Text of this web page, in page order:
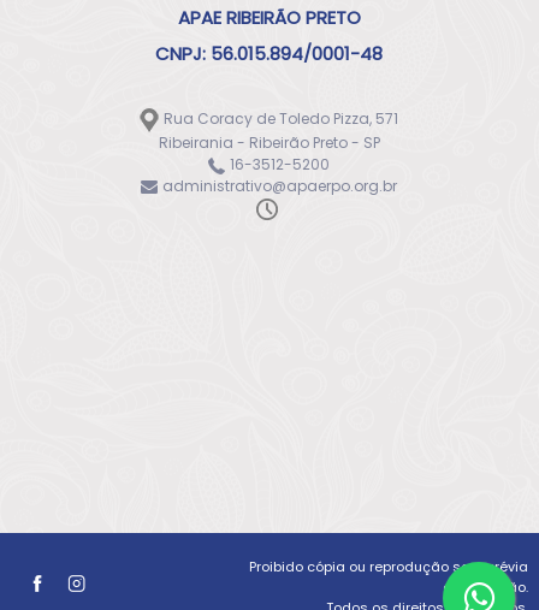
APAE RIBEIRÃO PRETO
CNPJ: 56.015.894/0001-48
Rua Coracy de Toledo Pizza, 571
Ribeirania - Ribeirão Preto - SP
16-3512-5200
administrativo@apaerpo.org.br
Proibido cópia ou reprodução sem prévia
autorização.